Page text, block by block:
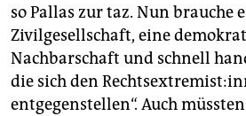
so Pallas zur taz. Nun brauche
Zivilgesellschaft, eine
Nachbarschaft und schnell
die sich den
entgegenstellen“. Auch